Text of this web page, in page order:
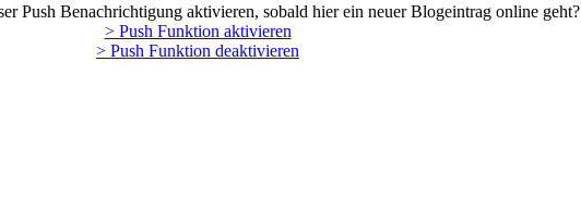
Push Benachrichtigung aktivieren, sobald hier ein neuer Blogeintrag online geht?
> Push Funktion aktivieren
> Push Funktion deaktivieren